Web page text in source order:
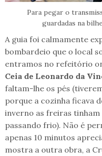
Para pegar o
guardadas na
A guia foi calmamente
bombardeio que o local
entramos no refeitório
Ceia de Leonardo da
faltam-lhe os pés
porque a cozinha ficava
inverno as freiras
passando frio). Não é
apenas 10 minutos
mostra a outra obra, a